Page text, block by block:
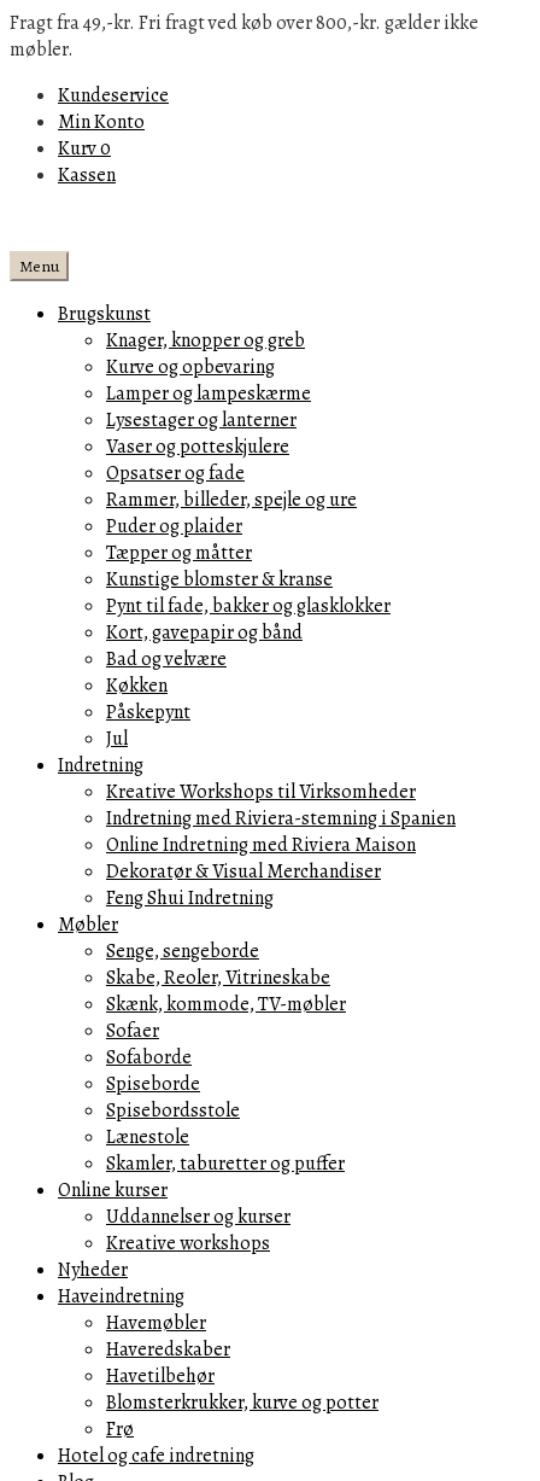
Fragt fra 49,-kr. Fri fragt ved køb over 800,-kr. gælder ikke
møbler.
Kundeservice
Min Konto
Kurv0
Kassen
Menu
Brugskunst
Knager, knopper og greb
Kurve og opbevaring
Lamper og lampeskærme
Lysestager og lanterner
Vaser og potteskjulere
Opsatser og fade
Rammer, billeder, spejle og ure
Puder og plaider
Tæpper og måtter
Kunstige blomster & kranse
Pynt til fade, bakker og glasklokker
Kort, gavepapir og bånd
Bad og velvære
Køkken
Påskepynt
Jul
Indretning
Kreative Workshops til Virksomheder
Indretning med Riviera-stemning i Spanien
Online Indretning med Riviera Maison
Dekoratør & Visual Merchandiser
Feng Shui Indretning
Møbler
Senge, sengeborde
Skabe, Reoler, Vitrineskabe
Skænk, kommode, TV-møbler
Sofaer
Sofaborde
Spiseborde
Spisebordsstole
Lænestole
Skamler, taburetter og puffer
Online kurser
Uddannelser og kurser
Kreative workshops
Nyheder
Haveindretning
Havemøbler
Haveredskaber
Havetilbehør
Blomsterkrukker, kurve og potter
Frø
Hotel og cafe indretning